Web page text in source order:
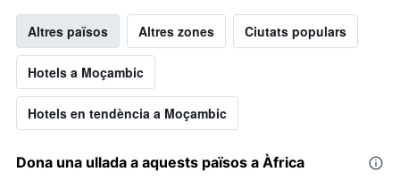
Altres països Altres zones Ciutats populars
Hotels a Moçambic
Hotels en tendència a Moçambic
Dona una ullada a aquests països a Àfrica